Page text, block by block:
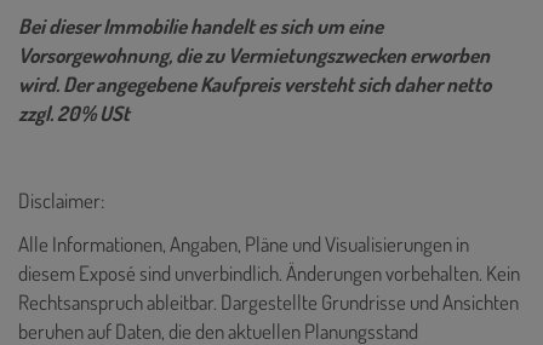
Bei dieser Immobilie handelt es sich um eine
Vorsorgewohnung, die zu Vermietungszwecken erworben
wird. Der angegebene Kaufpreis versteht sich daher netto
zzgl. 20% USt
Disclaimer:
Alle Informationen, Angaben, Pläne und Visualisierungen in
diesem Exposé sind unverbindlich. Änderungen vorbehalten. Kein
Rechtsanspruch ableitbar. Dargestellte Grundrisse und Ansichten
beruhen auf Daten, die den aktuellen Planungsstand